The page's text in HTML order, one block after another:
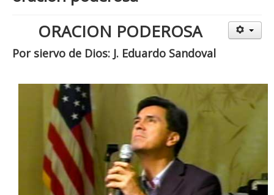
Youtube
donacion
Contact
ORACION PODEROSA
Por siervo de Dios: J. Eduardo Sandoval